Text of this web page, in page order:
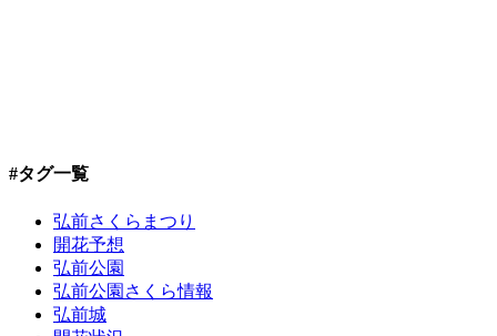
#タグ一覧
弘前さくらまつり
開花予想
弘前公園
弘前公園さくら情報
弘前城